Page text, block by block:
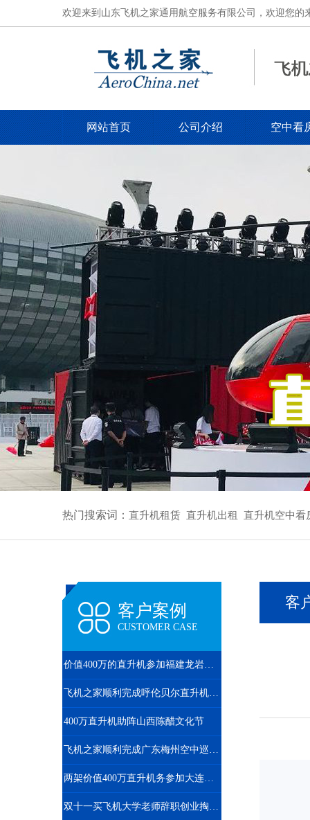
欢迎来到山东飞机之家通用航空服务有限公司，欢迎您的
网站首页 公司介绍 空中看
热门搜索词： 直升机租赁 直升机出租 直升机空中看
客户案例
CUSTOMER CASE
价值400万的直升机参加福建龙岩楼盘空中看房活动
飞机之家顺利完成呼伦贝尔直升机航测作业
400万直升机助阵山西陈醋文化节
飞机之家顺利完成广东梅州空中巡查飞行务
两架价值400万直升机务参加大连静态展览
双十一买飞机大学老师辞职创业掏300万网上订购直升机
客